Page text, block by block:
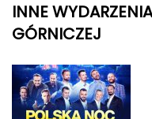
INNE
GÓRNICZEJ